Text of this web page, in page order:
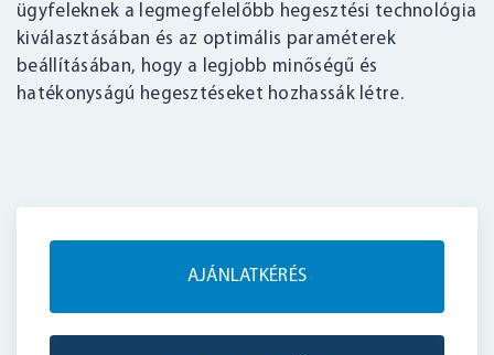
ügyfeleknek a legmegfelelőbb hegesztési technológia
kiválasztásában és az optimális paraméterek
beállításában, hogy a legjobb minőségű és
hatékonyságú hegesztéseket hozhassák létre.
AJÁNLATKÉRÉS